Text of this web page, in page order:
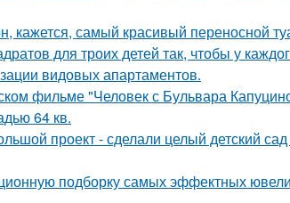
кажется, самый красивый переносной
для троих детей так, чтобы у
видовых апартаментов.
фильме "Человек с Бульвара
64 кв.
проект - сделали целый детский
подборку самых эффектных